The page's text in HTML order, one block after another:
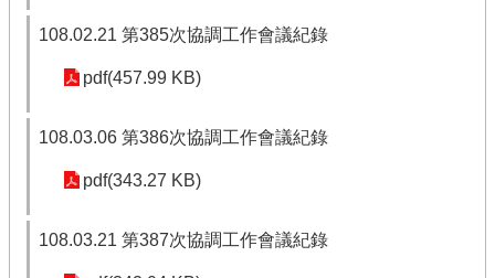
108.02.21 第385次協調工作會議紀錄
pdf(457.99 KB)
108.03.06 第386次協調工作會議紀錄
pdf(343.27 KB)
108.03.21 第387次協調工作會議紀錄